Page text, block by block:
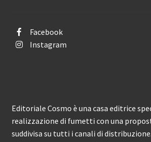
Facebook
Instagram
Editoriale Cosmo è una casa editrice
realizzazione di fumetti con una
suddivisa su tutti i canali di